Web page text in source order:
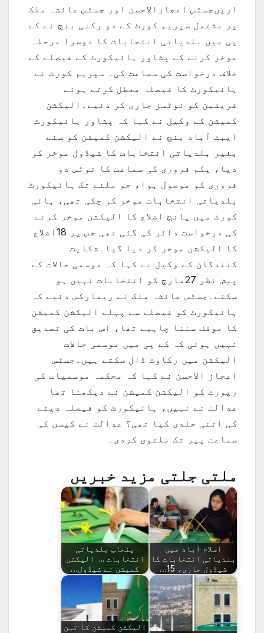
ازیںجسٹس اعجازالاحسن اور جسٹس عائشہ ملک
پر مشتمل سپریم کورٹ کے دو رکنی بنچ نے کے
پی میں بلدیاتی انتخابات کا دوسرا مرحلہ
موخر کرنے کے پشاور ہائیکورٹ کے فیصلے کے
خلاف درخواست کی سماعت کی۔ سپریم کورٹ نے
ہائیکورٹ کا فیصلہ معطل کرتے ہوئے
فریقین کو نوٹسز جاری کر دئیے۔الیکشن
کمیشن کے وکیل نے کہا کہ پشاور ہائیکورٹ
ایبٹ آباد بنچ نے الیکشن کمیشن کو سنے
بغیر بلدیاتی انتخابات کا شیڈول موخر کر
دیا، یکم فروری کی سماعت کا نوٹس دو
فروری کو موصول ہوا، جو ملنے تک ہائیکورٹ
بلدیاتی انتخابات موخر کر چکی تھی، ہائی
کورٹ میں پانچ اضلاع کا الیکشن موخر کرنے
کی درخواست دائر کی گئی تھی جس پر 18اضلاع
کا الیکشن موخر کر دیا گیا۔شکایت
کنندگان کے وکیل نے کہا کہ موسمی حالات کے
پیش نظر 27مارچ کو انتخابات نہیں ہو
سکتے۔جسٹس عائشہ ملک نے ریمارکس دئیے کہ
ہائیکورٹ کو فیصلے سے پہلے الیکشن کمیشن
کا موقف سننا چاہیے تھا، اس بات کی تصدیق
نہیں ہوئی کہ کے پی میں موسمی حالات
الیکشن میں رکاوٹ ڈال سکتے ہیں۔جسٹس
اعجاز الاحسن نے کہا کہ محکمہ موسمیات کی
رپورٹ کو الیکشن کمیشن نے دیکھنا تھا
عدالت نے نہیں، ہائیکورٹ کو فیصلہ دینے
کی اتنی جلدی کیا تھی؟ عدالت نے کیسں کی
سماعت پیر تک ملتوی کردی۔
ملتی جلتی مزید خبریں
اسلام آباد میں
بلدیاتی انتخابات کا
شیڈول جاری، 15…
پنجاب بلدیاتی
انتخابات ... الیکشن
کمیشن نے شیڈول…
الیکشن کمیشن کا تین